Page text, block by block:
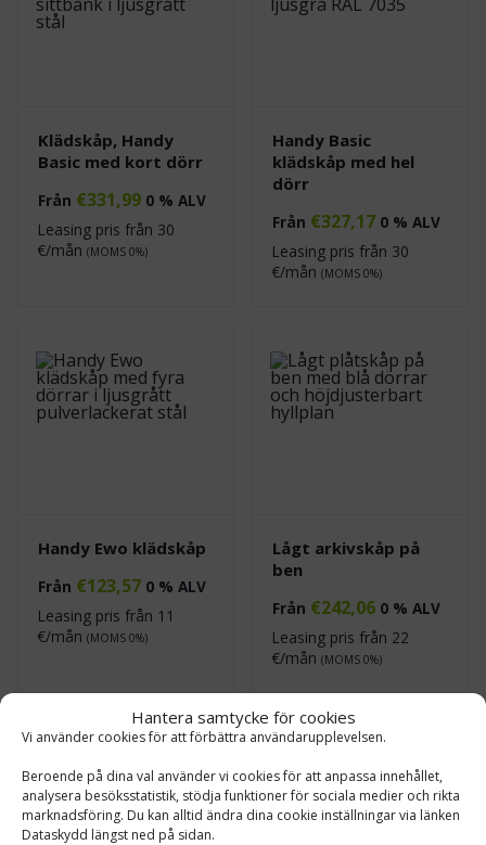
Hantera samtycke för cookies
Vi använder cookies för att förbättra användarupplevelsen.
Beroende på dina val använder vi cookies för att anpassa innehållet,
analysera besöksstatistik, stödja funktioner för sociala medier och rikta
marknadsföring. Du kan alltid ändra dina cookie inställningar via länken
Dataskydd längst ned på sidan.
Klädskåp, Handy
Basic med kort dörr
Från €331,99 0 % ALV
Leasing pris från 30
€/mån (MOMS 0%)
Handy Basic
klädskåp med hel
dörr
Från €327,17 0 % ALV
Leasing pris från 30
€/mån (MOMS 0%)
Handy Ewo klädskåp
Från €123,57 0 % ALV
Leasing pris från 11
€/mån (MOMS 0%)
Lågt arkivskåp på
ben
Från €242,06 0 % ALV
Leasing pris från 22
€/mån (MOMS 0%)